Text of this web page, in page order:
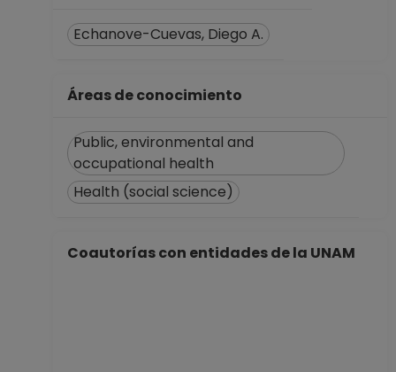
Echanove-Cuevas, Diego A.
Áreas de conocimiento
Public, environmental and
occupational health
Health (social science)
Coautorías con entidades de la UNAM